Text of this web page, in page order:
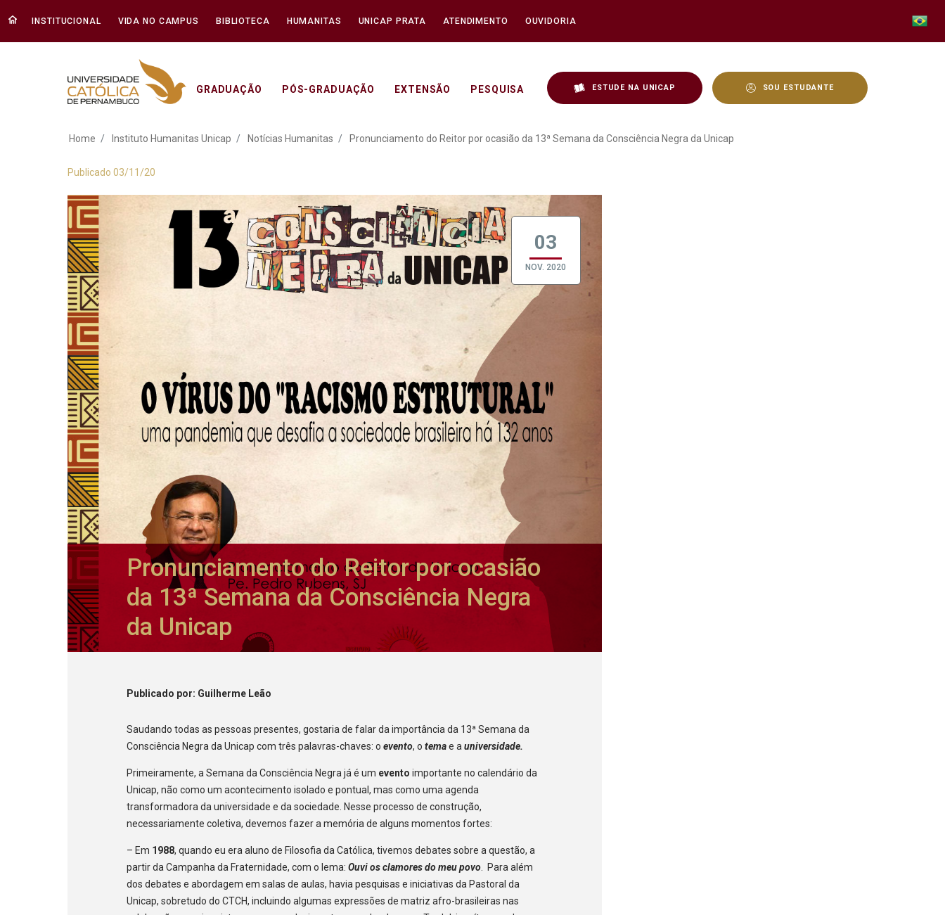
INSTITUCIONAL VIDA NO CAMPUS BIBLIOTECA HUMANITAS UNICAP PRATA ATENDIMENTO OUVIDORIA
GRADUAÇÃO PÓS-GRADUAÇÃO EXTENSÃO PESQUISA ESTUDE NA UNICAP SOU ESTUDANTE
Pronunciamento do Reitor por ocasião da 13ª Semana da
Home Instituto Humanitas Unicap Notícias Humanitas Pronunciamento do Reitor por ocasião da 13ª Semana da Consciência Negra da Unicap
Publicado 03/11/20
03
NOV. 2020
Pronunciamento do Reitor por ocasião
da 13ª Semana da Consciência Negra
da Unicap
Publicado por: Guilherme Leão
Saudando todas as pessoas presentes, gostaria de falar da importância da 13ª Semana da
Consciência Negra da Unicap com três palavras-chaves: oevento, otemae auniversidade.
Primeiramente, a Semana da Consciência Negra já é um evento importante no calendário da
Unicap, não como um acontecimento isolado e pontual, mas como uma agenda
transformadora da universidade e da sociedade. Nesse processo de construção,
necessariamente coletiva, devemos fazer a memória de alguns momentos fortes:
– Em 1988, quando eu era aluno de Filosofia da Católica, tivemos debates sobre a questão, a
partir da Campanha da Fraternidade, com o lema:Ouvi os clamores do meu povo. Para além
dos debates e abordagem em salas de aulas, havia pesquisas e iniciativas da Pastoral da
Unicap, sobretudo do CTCH, incluindo algumas expressões de matriz afro-brasileiras nas